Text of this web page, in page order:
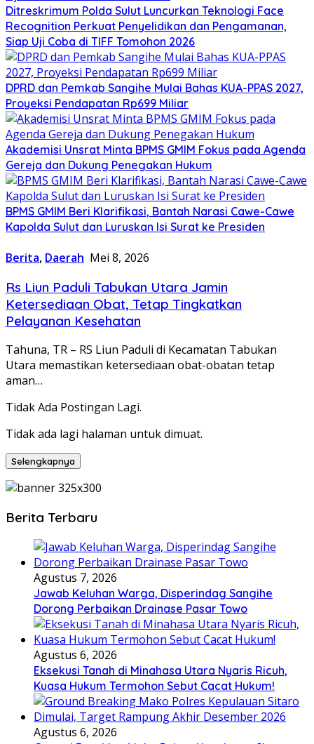
Ditreskrimum Polda Sulut Luncurkan Teknologi Face
Recognition Perkuat Penyelidikan dan Pengamanan,
Siap Uji Coba di TIFF Tomohon 2026
DPRD dan Pemkab Sangihe Mulai Bahas KUA-PPAS 2027,
Proyeksi Pendapatan Rp699 Miliar
Akademisi Unsrat Minta BPMS GMIM Fokus pada Agenda
Gereja dan Dukung Penegakan Hukum
BPMS GMIM Beri Klarifikasi, Bantah Narasi Cawe-Cawe
Kapolda Sulut dan Luruskan Isi Surat ke Presiden
Berita, Daerah Mei 8, 2026
Rs Liun Paduli Tabukan Utara Jamin
Ketersediaan Obat, Tetap Tingkatkan
Pelayanan Kesehatan
Tahuna, TR – RS Liun Paduli di Kecamatan Tabukan
Utara memastikan ketersediaan obat-obatan tetap
aman…
Tidak Ada Postingan Lagi.
Tidak ada lagi halaman untuk dimuat.
Selengkapnya
Berita Terbaru
Agustus 7, 2026
Jawab Keluhan Warga, Disperindag Sangihe
Dorong Perbaikan Drainase Pasar Towo
Agustus 6, 2026
Eksekusi Tanah di Minahasa Utara Nyaris Ricuh,
Kuasa Hukum Termohon Sebut Cacat Hukum!
Agustus 6, 2026